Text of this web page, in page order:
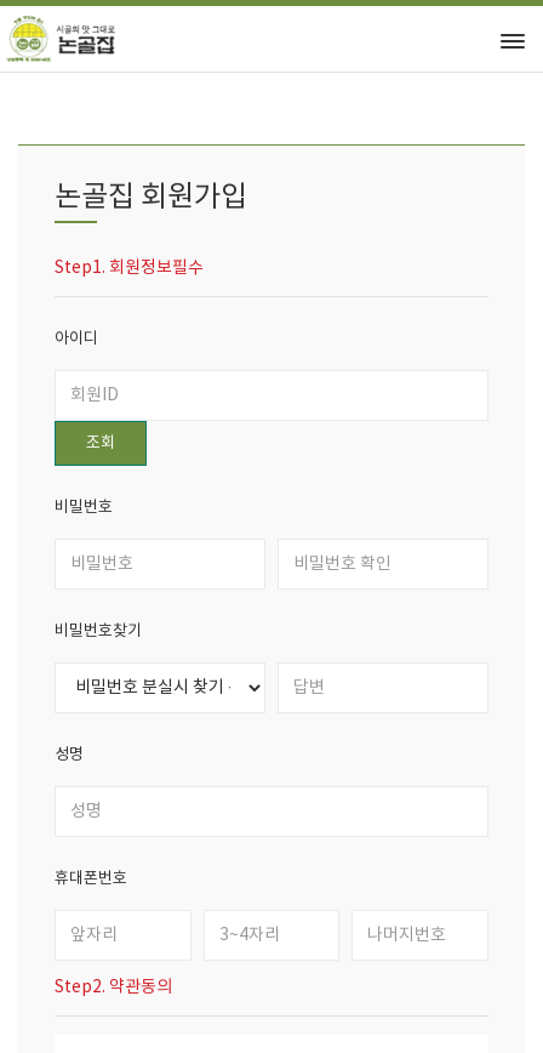
논골집 회원가입
Step1. 회원정보필수
아이디
조회
비밀번호
비밀번호찾기
성명
휴대폰번호
Step2. 약관동의